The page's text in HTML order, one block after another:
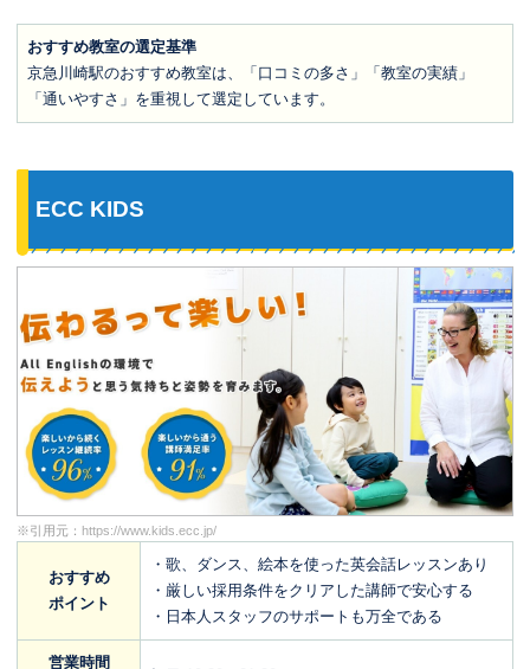
おすすめ教室の選定基準
京急川崎駅のおすすめ教室は、「口コミの多さ」「教室の実績」
「通いやすさ」を重視して選定しています。
ECC KIDS
※引用元： https://www.kids.ecc.jp/
おすすめ
ポイント
・歌、ダンス、絵本を使った英会話レッスンあり
・厳しい採用条件をクリアした講師で安心する
・日本人スタッフのサポートも万全である
営業時間